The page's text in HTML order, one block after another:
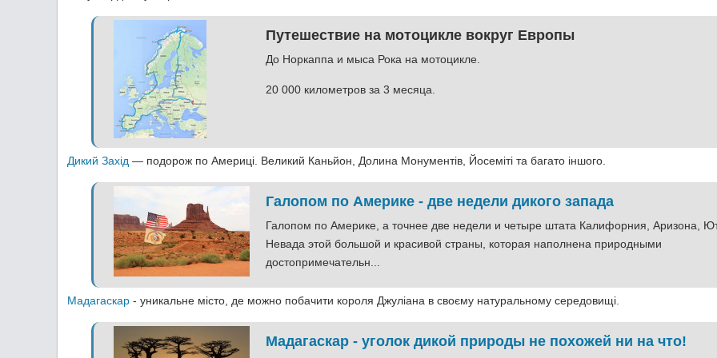
Путешествие на мотоцикле вокруг Европы
До Норкаппа и мыса Рока на мотоцикле.
20 000 километров за 3 месяца.
Дикий Захід — подорож по Америці. Великий Каньйон, Долина Монументів, Йосеміті та багато іншого.
Галопом по Америке - две недели дикого запада
Галопом по Америке, а точнее две недели и четыре штата Калифорния, Аризона,
Невада этой большой и красивой страны, которая наполнена природными
достопримечательн...
Мадагаскар - уникальне місто, де можно побачити короля Джуліана в своєму натуральному середовищі.
Мадагаскар - уголок дикой природы не похожей ни на что!